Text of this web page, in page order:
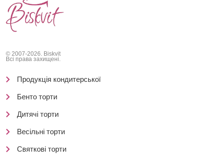
© 2007-2026. Biskvit
Всі права захищені.
Продукція кондитерської
Бенто торти
Дитячі торти
Весільні торти
Святкові торти